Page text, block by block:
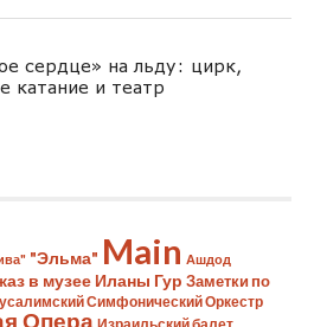
сердце» на льду: цирк,
катание и театр
"Эльма" Main Ашдод
в музее Иланы Гур Заметки по
Симфонический Оркестр
Опера